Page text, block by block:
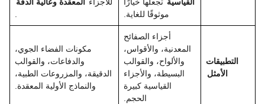
موثوقًا للغاية.
التطبيقات
الأمثل
أجزاء الصفائح
المعدنية، والأقواس،
والألواح، والقوالب
البسيطة، والأجزاء
القياسية كبيرة
الحجم.
مكونات الفضاء الجوي،
والدفاعات، والقوالب
الدقيقة، والمزروعات الطبية،
والنماذج الأولية المعقدة.